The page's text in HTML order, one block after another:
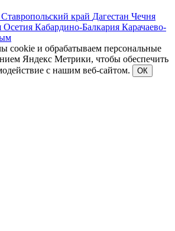
Ставропольский край Дагестан Чечня
Осетия Кабардино-Балкария Карачаево-
cookie и обрабатываем персональные
Яндекс Метрики, чтобы обеспечить
с нашим веб-сайтом.
ОК